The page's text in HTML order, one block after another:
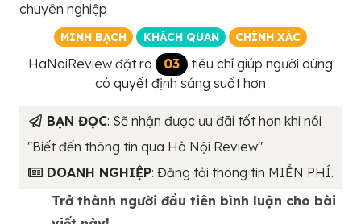
chuyên nghiệp
MINH BẠCH KHÁCH QUAN CHÍNH XÁC
HaNoiReview đặt ra 03 tiêu chí giúp người dùng
có quyết định sáng suốt hơn
BẠN ĐỌC: Sẽ nhận được ưu đãi tốt hơn khi nói
"Biết đến thông tin qua Hà Nội Review"
DOANH NGHIỆP: Đăng tải thông tin MIỄN PHÍ.
Trở thành người đầu tiên bình luận cho bài